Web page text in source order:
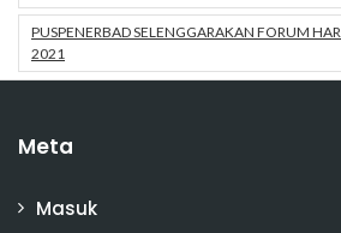
PUSPENERBAD SELENGGARAKAN FORUM
2021
Meta
Masuk